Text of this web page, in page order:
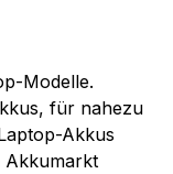
Modelle.
für nahezu
Akkus
Akkumarkt